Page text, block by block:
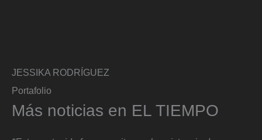
JESSIKA RODRÍGUEZ
Portafolio
Más noticias en EL TIEMPO